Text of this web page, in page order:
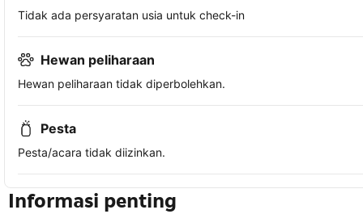
Tidak ada persyaratan usia untuk check-in
Hewan peliharaan
Hewan peliharaan tidak diperbolehkan.
Pesta
Pesta/acara tidak diizinkan.
Informasi penting